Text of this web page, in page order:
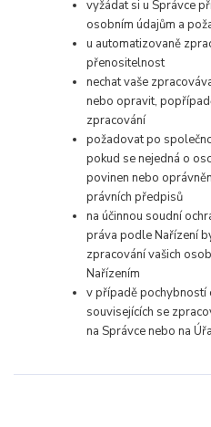
vyžádat si u Správce
osobním údajům a
u automatizovaně
přenositelnost
nechat vaše
nebo opravit,
zpracování
požadovat po
pokud se nejedná o
povinen nebo
právních předpisů
na účinnou soudní
práva podle Nařízení
zpracování vašich
Nařízením
v případě
souvisejících se
na Správce nebo na